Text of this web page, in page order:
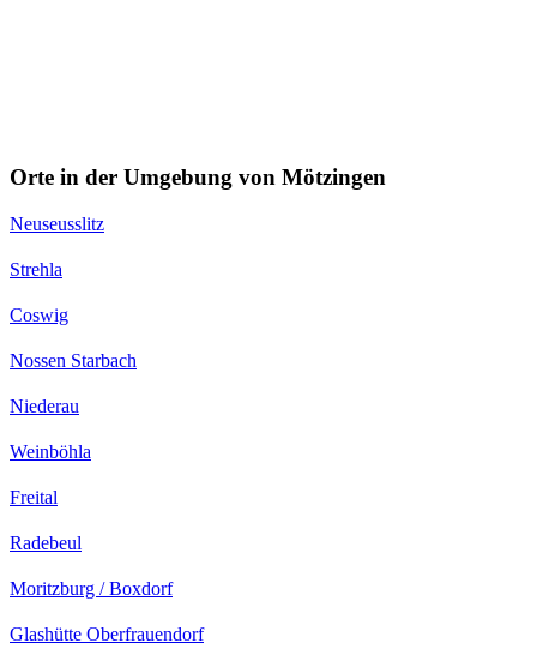
Orte in der Umgebung von Mötzingen
Neuseusslitz
Strehla
Coswig
Nossen Starbach
Niederau
Weinböhla
Freital
Radebeul
Moritzburg / Boxdorf
Glashütte Oberfrauendorf